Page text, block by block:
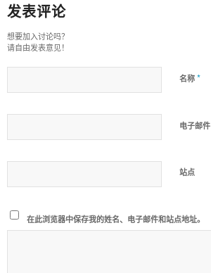
发表评论
想要加入讨论吗？
请自由发表意见！
名称 *
电子邮件
站点
在此浏览器中保存我的姓名、电子邮件和站点地址。